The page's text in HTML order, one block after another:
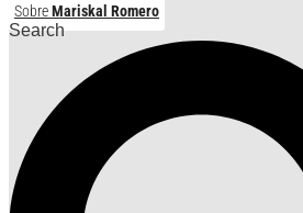
SobreMariskal Romero
Search